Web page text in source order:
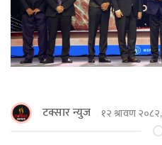
टक्सार न्युज १२ श्रावण